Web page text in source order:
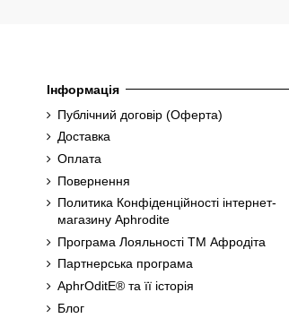
Інформація
Публічний договір (Оферта)
Доставка
Оплата
Повернення
Политика Конфіденційності інтернет-
магазину Aphrodite
Програма Лояльності ТМ Афродіта
Партнерська програма
AphrOditE® та її історія
Блог